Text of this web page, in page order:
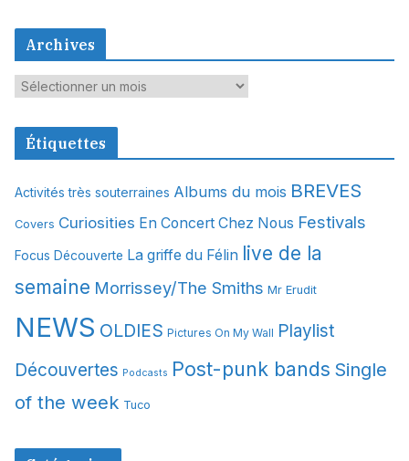
Archives
A
c
v
e
Étiquettes
Activités très souterraines Albums du mois BREVES
Covers Curiosities En Concert Chez Nous Festivals
Focus Découverte La griffe du Félin live de la
semaine Morrissey/The Smiths Mr Erudit
NEWS OLDIES Pictures On My Wall Playlist
Découvertes Podcasts Post-punk bands Single
of the week Tuco